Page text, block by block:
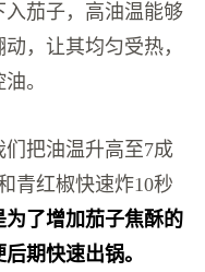
茄子，高油温能够
，让其均匀受热，
。
把油温升高至7成
青红椒快速炸10秒
为了增加茄子焦酥的
期快速出锅。